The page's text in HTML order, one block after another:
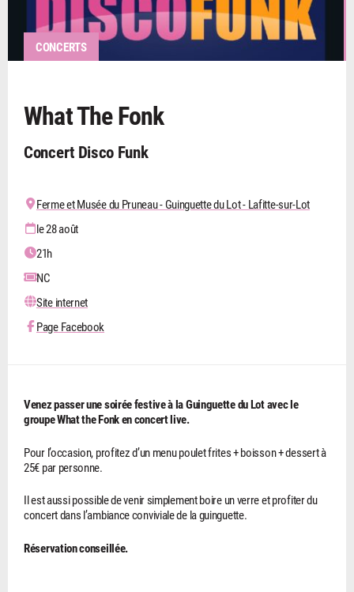
CONCERTS
What The Fonk
Concert Disco Funk
Ferme et Musée du Pruneau - Guinguette du Lot - Lafitte-sur-Lot
le 28 août
21h
NC
Site internet
Page Facebook
Venez passer une soirée festive à la Guinguette du Lot avec le
groupe What the Fonk en concert live.
Pour l’occasion, profitez d’un menu poulet frites + boisson + dessert à
25€ par personne.
Il est aussi possible de venir simplement boire un verre et profiter du
concert dans l’ambiance conviviale de la guinguette.
Réservation conseillée.